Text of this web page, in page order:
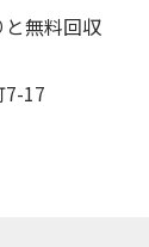
無料回収
7-17